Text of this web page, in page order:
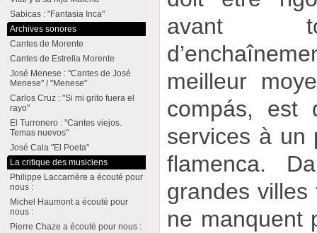
avant
meilleur
compás, est
services à un
flamenca.
grandes villes
ne manquent
Sabicas : "Fantasia Inca"
Archives sonores
Cantes de Morente
Cantes de Estrella Morente
José Menese : "Cantes de José
Menese" / "Menese"
Carlos Cruz : "Si mi grito fuera el
rayo"
El Turronero : "Cantes viejos.
Temas nuevos"
José Cala "El Poeta"
La critique des musiciens
Philippe Laccarrière a écouté pour
nous :
Michel Haumont a écouté pour
nous :
Pierre Chaze a écouté pour nous :